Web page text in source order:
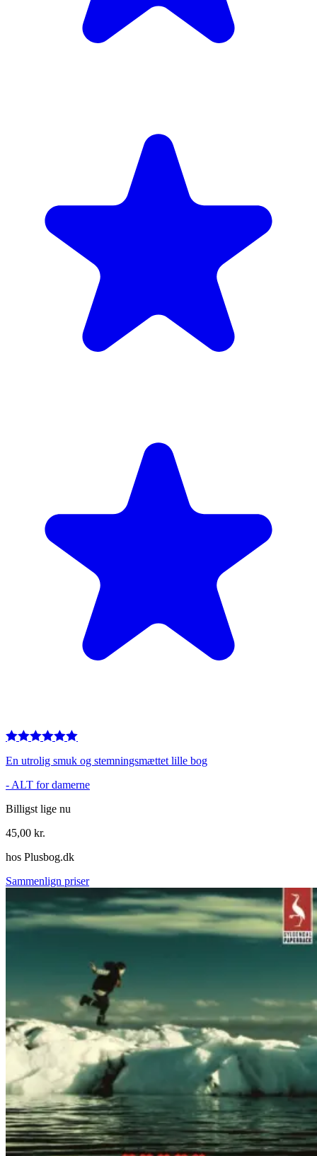
En utrolig smuk og stemningsmættet lille bog
- ALT for damerne
Billigst lige nu
45,00 kr.
hos Plusbog.dk
Sammenlign priser